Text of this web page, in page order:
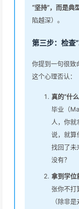
“坚持”，而是典
陷越深）。
第三步：检查
你提到一句很致
这个心理否认：
真的“什
毕业（
人，你
说，就算
找回了未
没有？
拿到学位
张你不打
（除非